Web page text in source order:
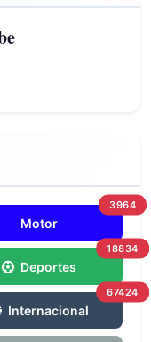
Motor
3964
Deportes
18834
Internacional
67424